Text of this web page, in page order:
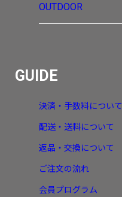
OUTDOOR
GUIDE
決済・手数料について
配送・送料について
返品・交換について
ご注文の流れ
会員プログラム